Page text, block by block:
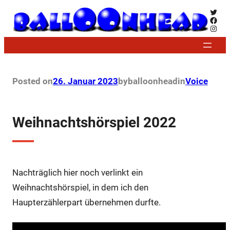
Zum
Inhalt
Posted on26. Januar 2023byballoonheadinVoice
Weihnachtshörspiel 2022
Nachträglich hier noch verlinkt ein
Weihnachtshörspiel, in dem ich den
Haupterzählerpart übernehmen durfte.